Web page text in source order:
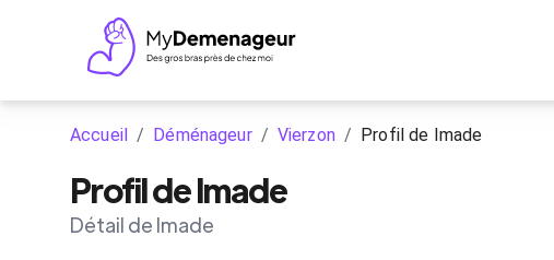
Accueil / Déménageur / Vierzon / Profil de Imade
Profil de Imade
Détail de Imade